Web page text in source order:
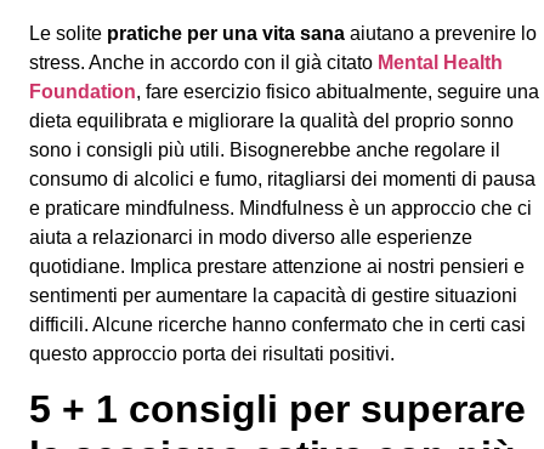
Le solite pratiche per una vita sana aiutano a prevenire lo
stress. Anche in accordo con il già citato Mental Health
Foundation, fare esercizio fisico abitualmente, seguire una
dieta equilibrata e migliorare la qualità del proprio sonno
sono i consigli più utili. Bisognerebbe anche regolare il
consumo di alcolici e fumo, ritagliarsi dei momenti di pausa
e praticare mindfulness. Mindfulness è un approccio che ci
aiuta a relazionarci in modo diverso alle esperienze
quotidiane. Implica prestare attenzione ai nostri pensieri e
sentimenti per aumentare la capacità di gestire situazioni
difficili. Alcune ricerche hanno confermato che in certi casi
questo approccio porta dei risultati positivi.
5 + 1 consigli per superare